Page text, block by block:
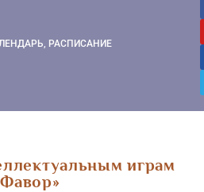
РАСПИСАНИЕ
играм